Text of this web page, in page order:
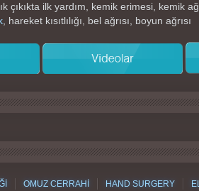
çıkıkta ilk yardım, kemik erimesi, kemik
, hareket kısıtlılığı, bel ağrısı, boyun ağrısı
OMUZ CERRAHI HAND SURGERY